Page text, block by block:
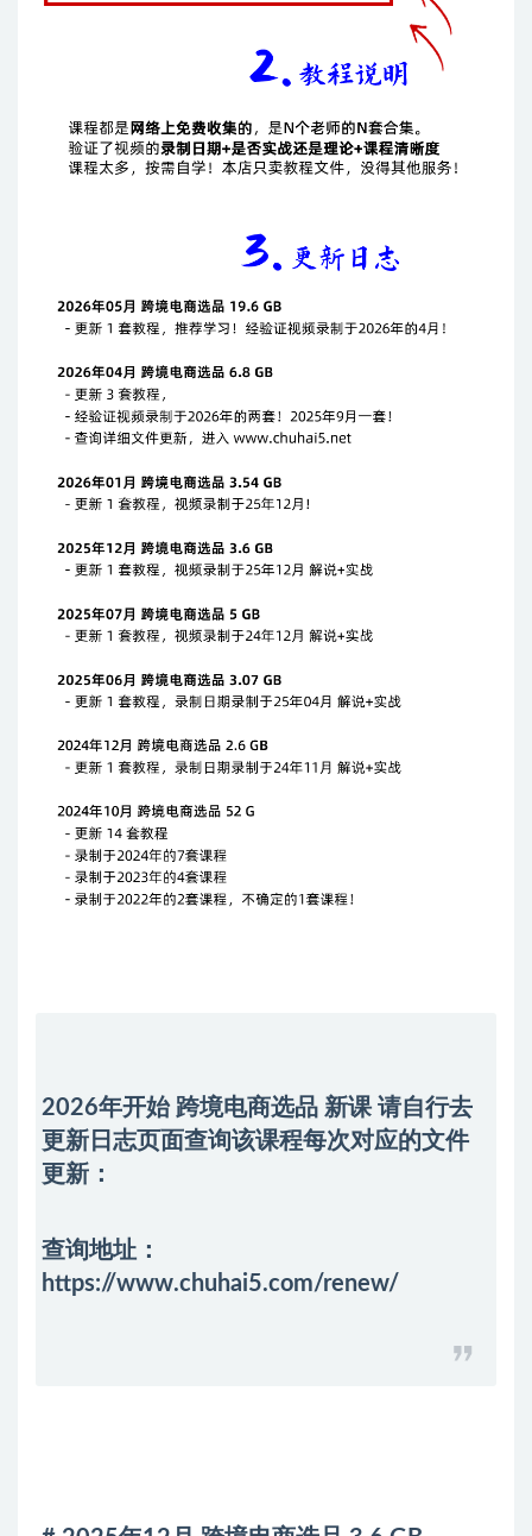
2026年开始 跨境电商选品 新课 请自行去
更新日志页面查询该课程每次对应的文件
更新：
查询地址：
https://www.chuhai5.com/renew/